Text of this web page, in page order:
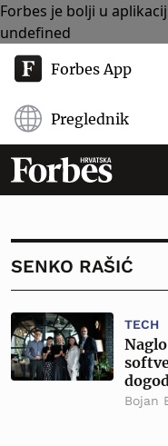
Forbes je bolji u
undefined
Forbes App
Preglednik
SENKO RAŠIĆ
TECH
Bojan